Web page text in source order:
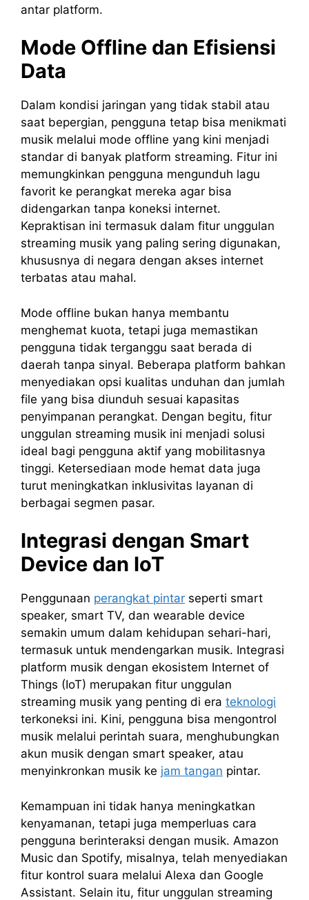
antar platform.
Mode Offline dan Efisiensi
Data
Dalam kondisi jaringan yang tidak stabil atau
saat bepergian, pengguna tetap bisa menikmati
musik melalui mode offline yang kini menjadi
standar di banyak platform streaming. Fitur ini
memungkinkan pengguna mengunduh lagu
favorit ke perangkat mereka agar bisa
didengarkan tanpa koneksi internet.
Kepraktisan ini termasuk dalam fitur unggulan
streaming musik yang paling sering digunakan,
khususnya di negara dengan akses internet
terbatas atau mahal.
Mode offline bukan hanya membantu
menghemat kuota, tetapi juga memastikan
pengguna tidak terganggu saat berada di
daerah tanpa sinyal. Beberapa platform bahkan
menyediakan opsi kualitas unduhan dan jumlah
file yang bisa diunduh sesuai kapasitas
penyimpanan perangkat. Dengan begitu, fitur
unggulan streaming musik ini menjadi solusi
ideal bagi pengguna aktif yang mobilitasnya
tinggi. Ketersediaan mode hemat data juga
turut meningkatkan inklusivitas layanan di
berbagai segmen pasar.
Integrasi dengan Smart
Device dan IoT
Penggunaan perangkat pintar seperti smart
speaker, smart TV, dan wearable device
semakin umum dalam kehidupan sehari-hari,
termasuk untuk mendengarkan musik. Integrasi
platform musik dengan ekosistem Internet of
Things (IoT) merupakan fitur unggulan
streaming musik yang penting di era teknologi
terkoneksi ini. Kini, pengguna bisa mengontrol
musik melalui perintah suara, menghubungkan
akun musik dengan smart speaker, atau
menyinkronkan musik ke jam tangan pintar.
Kemampuan ini tidak hanya meningkatkan
kenyamanan, tetapi juga memperluas cara
pengguna berinteraksi dengan musik. Amazon
Music dan Spotify, misalnya, telah menyediakan
fitur kontrol suara melalui Alexa dan Google
Assistant. Selain itu, fitur unggulan streaming